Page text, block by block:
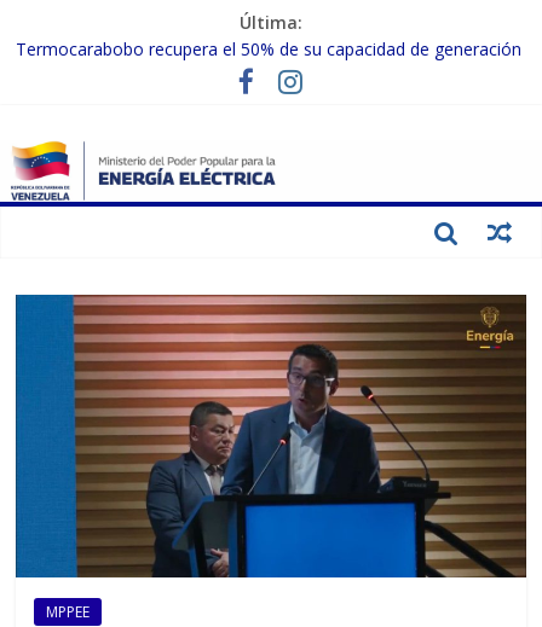
Última:
Termocarabobo recupera el 50% de su capacidad de generación
MPPEE avanza en la recuperación de infraestructuras eléctricas
Gobierno Nacional coordina acciones con el sector privado para
fortalecer el SEN ante el «Súper Niño»
Inspeccionan trabajos de rehabilitación en instalaciones del SEN
MPPEE